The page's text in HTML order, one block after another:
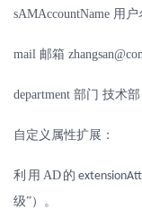
sAMAccountName 用户
mail 邮箱
department 部门 技术部
自定义属性扩展：
利用 AD的
级”）。